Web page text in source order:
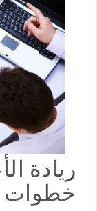
ريادة
خطوات